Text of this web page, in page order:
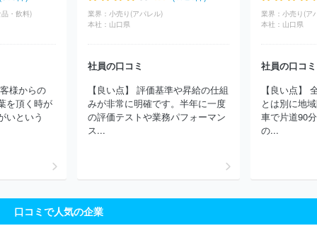
・飲料)
様からの
を頂く時が
いという
業界： 小売り(アパレル)
本社： 山口県
社員の口コミ
【良い点】 評価基準や昇給の仕組
みが非常に明確です。半年に一度
の評価テストや業務パフォーマン
ス...
業界： 小売り(ア
本社： 山口県
社員の口コミ
【良い点】
とは別に地
車で片道90
の...
口コミで人気の企業